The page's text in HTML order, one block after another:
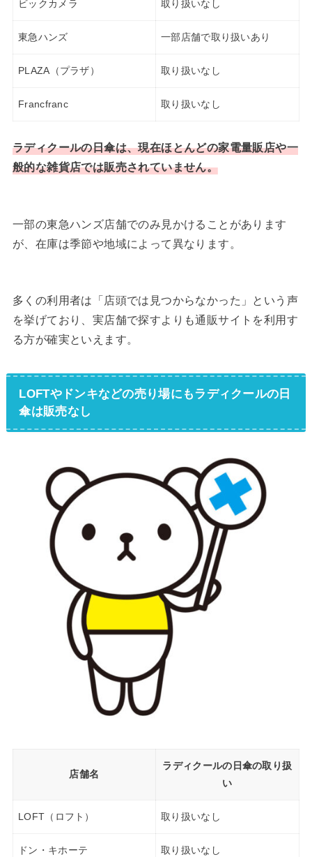
ビックカメラ 取り扱いなし
東急ハンズ 一部店舗で取り扱いあり
PLAZA（プラザ） 取り扱いなし
Francfranc 取り扱いなし
ラディクールの日傘は、現在ほとんどの家電量販店や一
般的な雑貨店では販売されていません。
一部の東急ハンズ店舗でのみ見かけることがあります
が、在庫は季節や地域によって異なります。
多くの利用者は「店頭では見つからなかった」という声
を挙げており、実店舗で探すよりも通販サイトを利用す
る方が確実といえます。
LOFTやドンキなどの売り場にもラディクールの日
傘は販売なし
店舗名
ラディクールの日傘の取り扱
い
LOFT（ロフト） 取り扱いなし
ドン・キホーテ 取り扱いなし